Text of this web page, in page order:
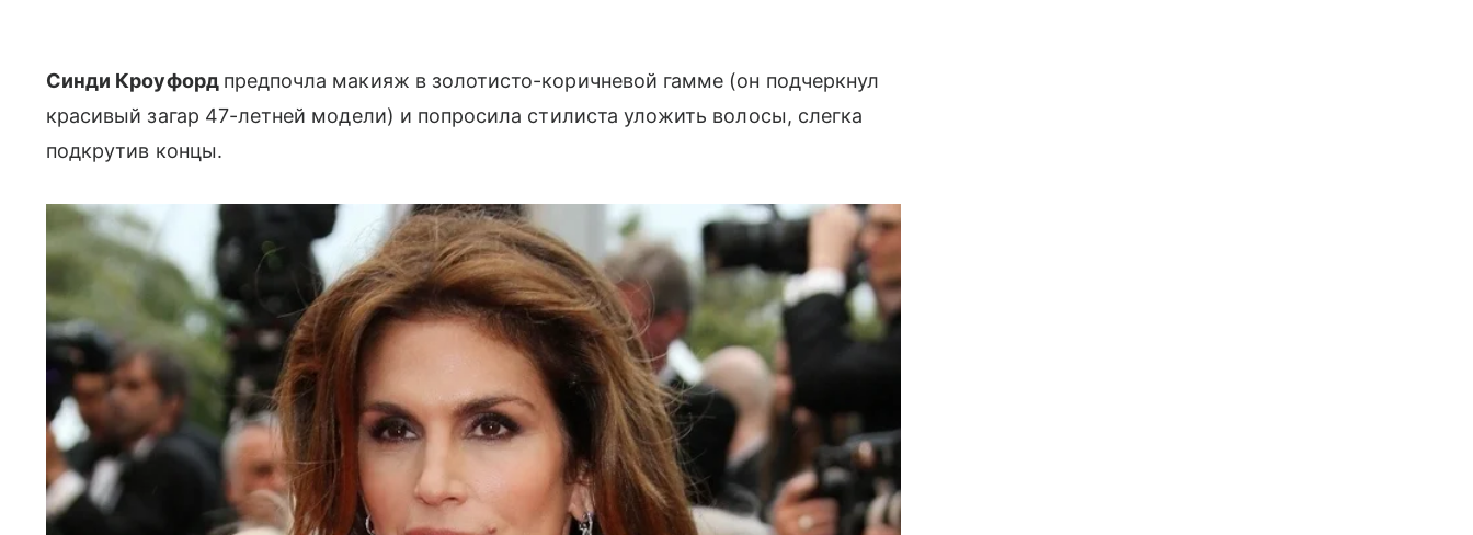
Синди Кроуфорд предпочла макияж в золотисто-коричневой гамме (он подчеркнул
красивый загар 47-летней модели) и попросила стилиста уложить волосы, слегка
подкрутив концы.